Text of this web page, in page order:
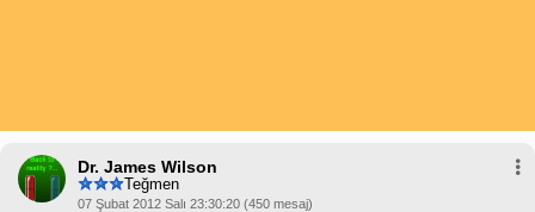
Dr. James Wilson
Teğmen
07 Şubat 2012 Salı 23:30:20 (450 mesaj)